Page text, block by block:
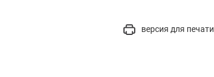
версия для печати